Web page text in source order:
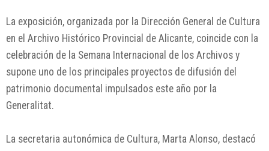
La exposición, organizada por la Dirección General de Cultura
en el Archivo Histórico Provincial de Alicante, coincide con la
celebración de la Semana Internacional de los Archivos y
supone uno de los principales proyectos de difusión del
patrimonio documental impulsados este año por la
Generalitat.
La secretaria autonómica de Cultura, Marta Alonso, destacó